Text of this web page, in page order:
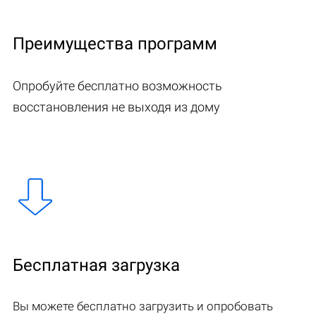
Преимущества программ
Опробуйте бесплатно возможность
восстановления не выходя из дому
Бесплатная загрузка
Вы можете бесплатно загрузить и опробовать